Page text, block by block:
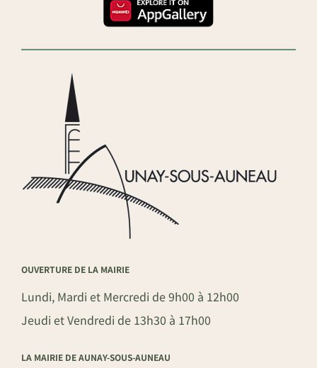
OUVERTURE DE LA MAIRIE
Lundi, Mardi et Mercredi de 9h00 à 12h00
Jeudi et Vendredi de 13h30 à 17h00
LA MAIRIE DE AUNAY-SOUS-AUNEAU